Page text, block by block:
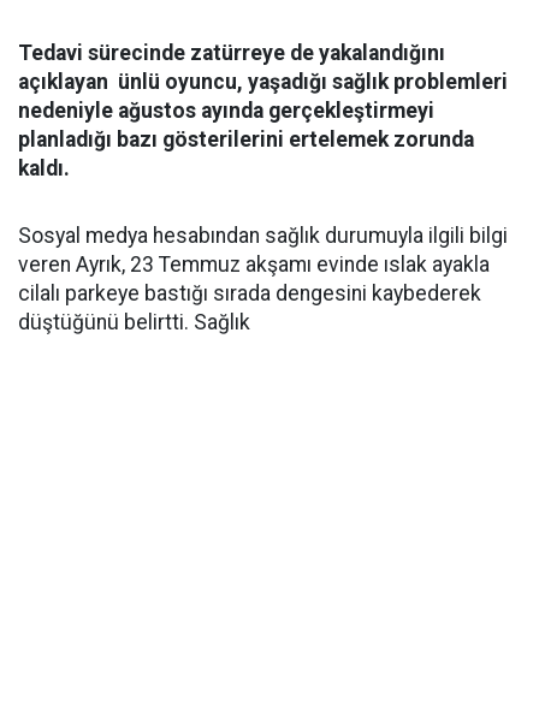
Tedavi sürecinde zatürreye de yakalandığını
açıklayan ünlü oyuncu, yaşadığı sağlık problemleri
nedeniyle ağustos ayında gerçekleştirmeyi
planladığı bazı gösterilerini ertelemek zorunda
kaldı.
Sosyal medya hesabından sağlık durumuyla ilgili bilgi
veren Ayrık, 23 Temmuz akşamı evinde ıslak ayakla
cilalı parkeye bastığı sırada dengesini kaybederek
düştüğünü belirtti. Sağlık